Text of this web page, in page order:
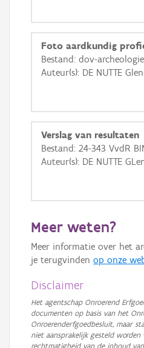
Ortho
GRB-Basiskaart
GRB-Basiskaart in
Foto aardkundig
Bestand: dov-
Auteur(s): DE NUTTE
Verslag van resultaten
Bestand: 24-343 VvdR
Auteur(s): DE NUTTE
Meer weten?
Meer informatie over het
je terugvinden op onze
Disclaimer
Het agentschap Onroerend
documenten op basis van het
Onroerenderfgoedbesluit, maar
niet aansprakelijk gesteld
rechtmatigheid van de inhoud